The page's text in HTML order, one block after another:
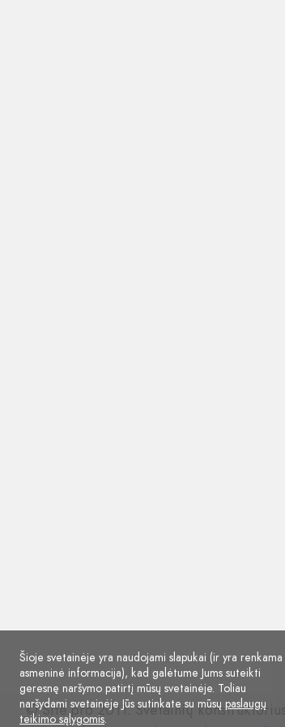
© Site.pro 2011. Svetainių konstruktorius.
Šioje svetainėje yra naudojami slapukai (ir yra renkama
asmeninė informacija), kad galėtume Jums suteikti
geresnę naršymo patirtį mūsų svetainėje. Toliau
naršydami svetainėje Jūs sutinkate su mūsų paslaugų
teikimo sąlygomis.